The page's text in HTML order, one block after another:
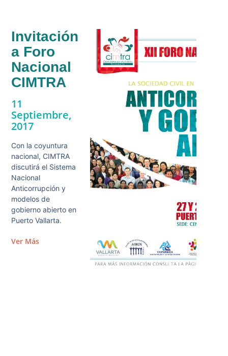
Invitación
a Foro
Nacional
CIMTRA
11
Septiembre,
2017
Con la coyuntura
nacional, CIMTRA
discutirá el Sistema
Nacional
Anticorrupción y
modelos de
gobierno abierto en
Puerto Vallarta.
Ver Más